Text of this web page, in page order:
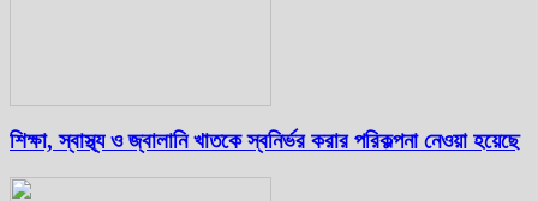
শিক্ষা, স্বাস্থ্য ও জ্বালানি খাতকে স্বনির্ভর করার পরিকল্পনা নেওয়া হয়েছে